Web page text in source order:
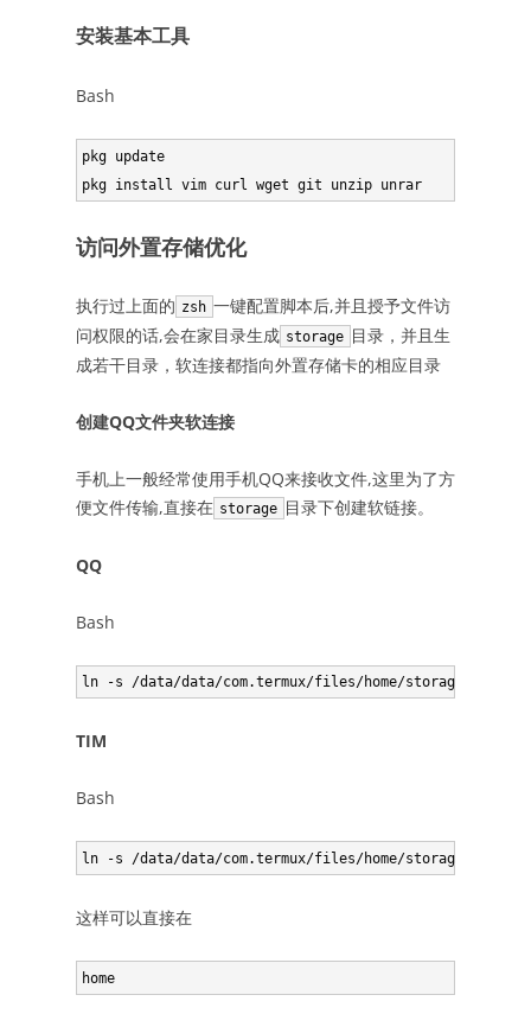
安装基本工具
Bash
pkg update
访问外置存储优化
执行过上面的 zsh 一键配置脚本后,并且授予文件访
问权限的话,会在家目录生成 storage 目录，并且生
成若干目录，软连接都指向外置存储卡的相应目录
创建QQ文件夹软连接
手机上一般经常使用手机QQ来接收文件,这里为了方
便文件传输,直接在 storage 目录下创建软链接。
QQ
Bash
TIM
Bash
这样可以直接在